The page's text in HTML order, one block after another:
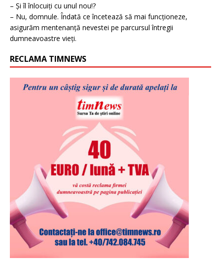
– Și îl înlocuiți cu unul nou!?
– Nu, domnule. Îndată ce încetează să mai funcționeze,
asigurăm mentenanță nevestei pe parcursul întregii
dumneavoastre vieți.
RECLAMA TIMNEWS